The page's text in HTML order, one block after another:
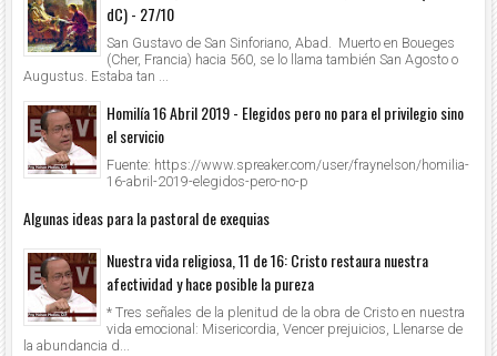
dC) - 27/10
San Gustavo de San Sinforiano, Abad. Muerto en Boueges
(Cher, Francia) hacia 560, se lo llama también San Agosto o
Augustus. Estaba tan ...
Homilía 16 Abril 2019 - Elegidos pero no para el privilegio sino
el servicio
Fuente: https://www.spreaker.com/user/fraynelson/homilia-
16-abril-2019-elegidos-pero-no-p
Algunas ideas para la pastoral de exequias
Nuestra vida religiosa, 11 de 16: Cristo restaura nuestra
afectividad y hace posible la pureza
* Tres señales de la plenitud de la obra de Cristo en nuestra
vida emocional: Misericordia, Vencer prejuicios, Llenarse de
la abundancia d...